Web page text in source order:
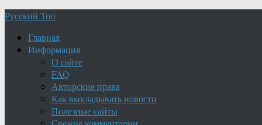
Русский Топ
Главная
Информация
О сайте
FAQ
Авторские права
Как выкладывать новости
Полезные сайты